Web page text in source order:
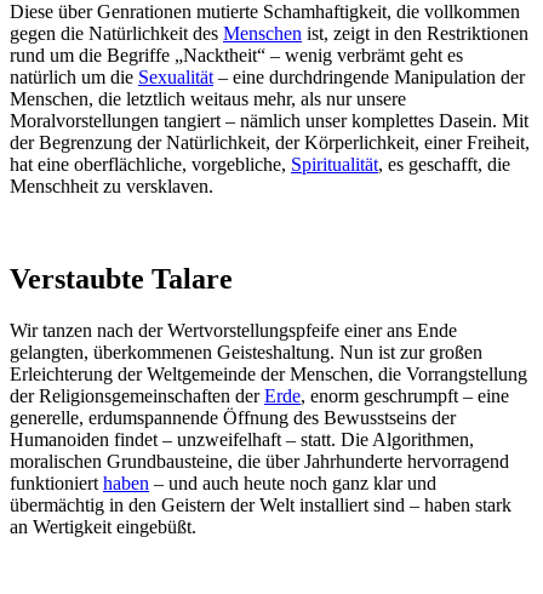
Diese über Genrationen mutierte Schamhaftigkeit, die vollkommen
gegen die Natürlichkeit des Menschen ist, zeigt in den Restriktionen
rund um die Begriffe „Nacktheit“ – wenig verbrämt geht es
natürlich um die Sexualität – eine durchdringende Manipulation der
Menschen, die letztlich weitaus mehr, als nur unsere
Moralvorstellungen tangiert – nämlich unser komplettes Dasein. Mit
der Begrenzung der Natürlichkeit, der Körperlichkeit, einer Freiheit,
hat eine oberflächliche, vorgebliche, Spiritualität, es geschafft, die
Menschheit zu versklaven.
Verstaubte Talare
Wir tanzen nach der Wertvorstellungspfeife einer ans Ende
gelangten, überkommenen Geisteshaltung. Nun ist zur großen
Erleichterung der Weltgemeinde der Menschen, die Vorrangstellung
der Religionsgemeinschaften derErde, enorm geschrumpft – eine
generelle, erdumspannende Öffnung des Bewusstseins der
Humanoiden findet – unzweifelhaft – statt. Die Algorithmen,
moralischen Grundbausteine, die über Jahrhunderte hervorragend
funktioniert haben – und auch heute noch ganz klar und
übermächtig in den Geistern der Welt installiert sind – haben stark
an Wertigkeit eingebüßt.